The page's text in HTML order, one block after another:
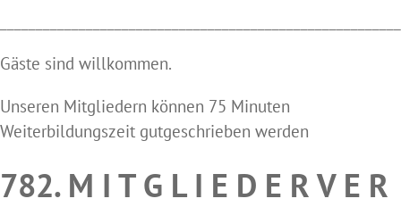
Gäste sind willkommen.
Unseren Mitgliedern können 75 Minuten
Weiterbildungszeit gutgeschrieben werden
782. M I T G L I E D E R V E R